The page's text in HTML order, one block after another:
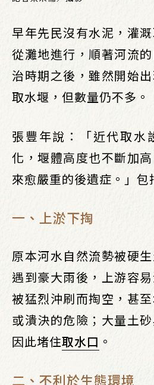
早年先民沒有水泥，灌
從灘地進行，順著河流
治時期之後，雖然開始
取水堰，但數量仍不多。
張豐年說：「近代取水
化，堰體高度也不斷加
來愈嚴重的後遺症。」包
一、上淤下掏
原本河水自然流勢被硬
遇到豪大雨後，上游容
被猛烈沖刷而掏空，甚
或潰決的危險；大量土
因此堵住取水口 。
二、不利於生態環境